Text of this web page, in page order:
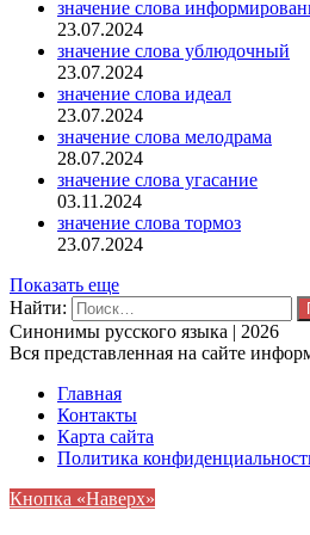
значение слова
23.07.2024
значение слова ублюдочный
23.07.2024
значение слова идеал
23.07.2024
значение слова мелодрама
28.07.2024
значение слова угасание
03.11.2024
значение слова тормоз
23.07.2024
Показать еще
Найти:
Синонимы русского языка | 2026
Вся представленная на сайте
Главная
Контакты
Карта сайта
Политика
Кнопка «Наверх»